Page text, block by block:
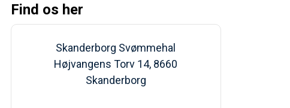
Find os her
Skanderborg Svømmehal
Højvangens Torv 14, 8660
Skanderborg